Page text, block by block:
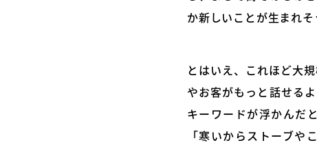
か新しいことが生まれそ
とはいえ、これほど大
やお客がもっと話せる
キーワードが浮かんだ
「寒いからストーブ